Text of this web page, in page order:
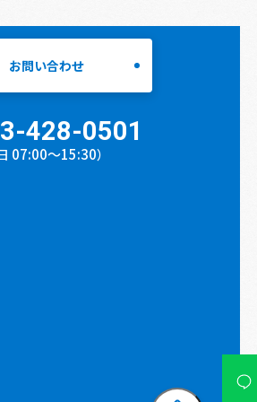
お問い合わせ
428-0501
07:00〜15:30）